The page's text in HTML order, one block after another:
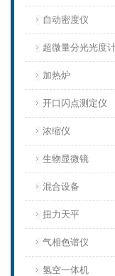
自动密度仪
超微量分光光度
加热炉
开口闪点测定仪
浓缩仪
生物显微镜
混合设备
扭力天平
气相色谱仪
氢空一体机